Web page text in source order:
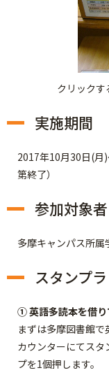
クリックすると
実施期間
2017年10月30日(月
第終了）
参加対象者
多摩キャンパス所属
スタンプ
① 英語多読本を借り
まずは多摩図書館で
カウンターにてス
プを1個押します。